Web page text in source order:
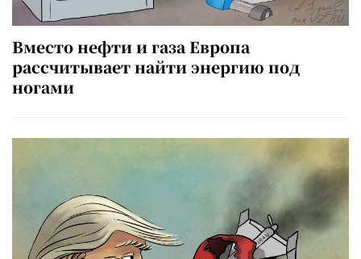
Вместо нефти и газа Европа
рассчитывает найти энергию под
ногами